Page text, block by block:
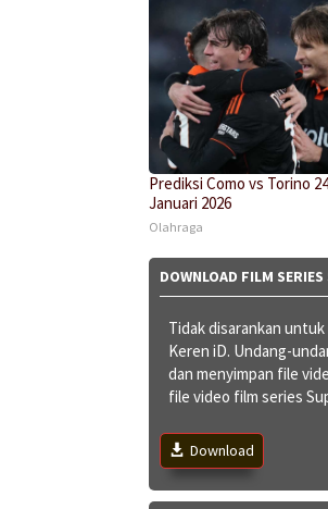
Prediksi Como vs Torino 24
Januari 2026
Olahraga
DOWNLOAD FILM
Tidak disarankan
Keren iD. Undang-
dan menyimpan file
file video film series
Download